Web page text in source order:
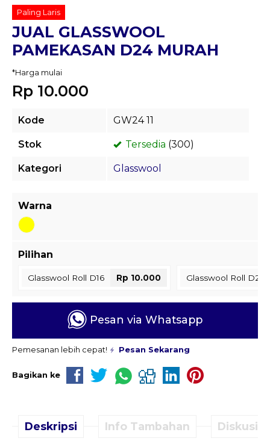
Paling Laris
JUAL GLASSWOOL
PAMEKASAN D24 MURAH
*Harga mulai
Rp 10.000
Kode GW24 11
Stok Tersedia (300)
Kategori Glasswool
Warna
Pilihan
Glasswool Roll D16 Rp 10.000 Glasswool Roll D24
Pesan via Whatsapp
Pemesanan lebih cepat! Pesan Sekarang
Bagikan ke
Deskripsi Info Tambahan Diskusi